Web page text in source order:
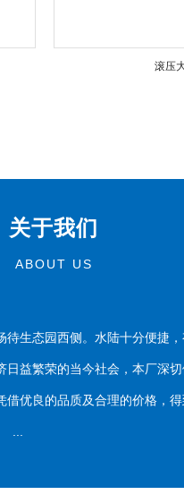
滚压
关于我们
ABOUT US
态园西侧。水陆十分便捷
繁荣的当今社会，本厂深切
良的品质及合理的价格，得
...